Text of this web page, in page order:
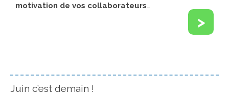
motivation de vos collaborateurs
>
Juin c’est demain !